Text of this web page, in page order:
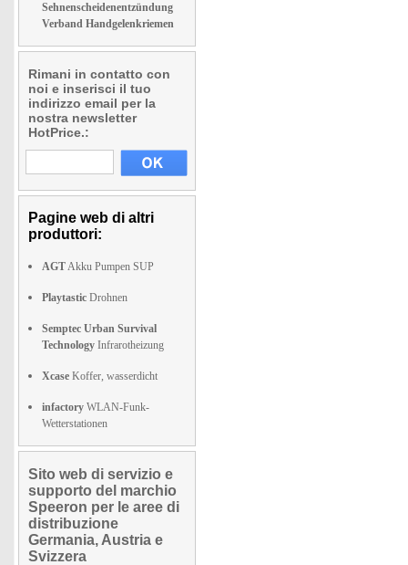
Sehnenscheidenentzündung
Verband Handgelenkriemen
Rimani in contatto con
noi e inserisci il tuo
indirizzo email per la
nostra newsletter
HotPrice.:
Pagine web di altri
produttori:
AGTAkku Pumpen SUP
Playtastic Drohnen
Semptec Urban Survival
Technology Infrarotheizung
Xcase Koffer, wasserdicht
infactory WLAN-Funk-
Wetterstationen
Sito web di servizio e
supporto del marchio
Speeron per le aree di
distribuzione
Germania, Austria e
Svizzera